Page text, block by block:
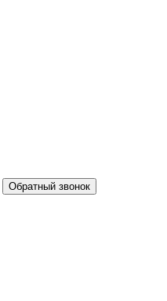
Обратный звонок